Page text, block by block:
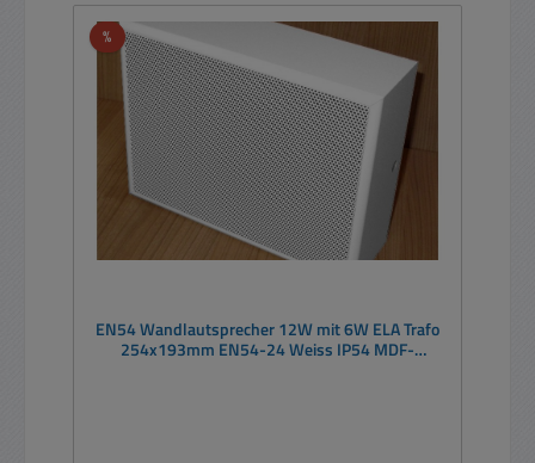
%Rabatt
EN54 Wandlautsprecher 12W mit 6W ELA Trafo
254x193mm EN54-24 Weiss IP54 MDF-